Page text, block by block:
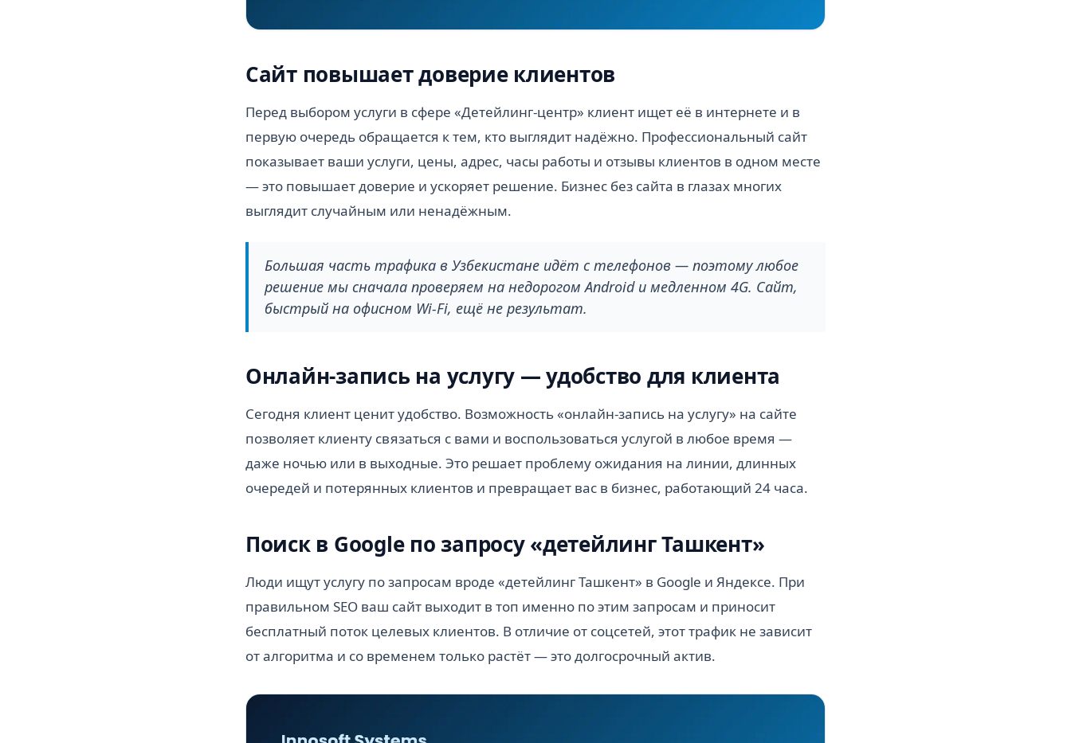
Сайт повышает доверие клиентов
Перед выбором услуги в сфере «Детейлинг-центр» клиент ищет её в интернете и в
первую очередь обращается к тем, кто выглядит надёжно. Профессиональный сайт
показывает ваши услуги, цены, адрес, часы работы и отзывы клиентов в одном месте
— это повышает доверие и ускоряет решение. Бизнес без сайта в глазах многих
выглядит случайным или ненадёжным.
Большая часть трафика в Узбекистане идёт с телефонов — поэтому любое
решение мы сначала проверяем на недорогом Android и медленном 4G. Сайт,
быстрый на офисном Wi-Fi, ещё не результат.
Онлайн-запись на услугу — удобство для клиента
Сегодня клиент ценит удобство. Возможность «онлайн-запись на услугу» на сайте
позволяет клиенту связаться с вами и воспользоваться услугой в любое время —
даже ночью или в выходные. Это решает проблему ожидания на линии, длинных
очередей и потерянных клиентов и превращает вас в бизнес, работающий 24 часа.
Поиск в Google по запросу «детейлинг Ташкент»
Люди ищут услугу по запросам вроде «детейлинг Ташкент» в Google и Яндексе. При
правильном SEO ваш сайт выходит в топ именно по этим запросам и приносит
бесплатный поток целевых клиентов. В отличие от соцсетей, этот трафик не зависит
от алгоритма и со временем только растёт — это долгосрочный актив.